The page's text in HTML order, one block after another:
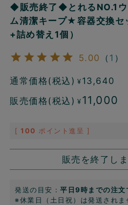
◆販売終了◆とれるNO.1ウ
ム清潔キープ★容器交換セ
+詰め替え1個）
5.00 （ 1 ）
通常価格(税込) ¥ 13,640
販売価格(税込) ¥ 11,000
[ 100 ポイント進呈 ]
販売を終了しま
発送の目安： 平日9時までの注文
※休業日（土日祝）は発送されま